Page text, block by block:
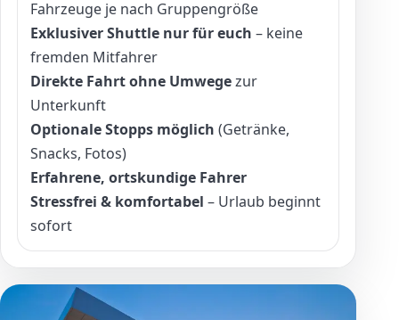
Fahrzeuge je nach Gruppengröße
Exklusiver Shuttle nur für euch – keine
fremden Mitfahrer
Direkte Fahrt ohne Umwegezur
Unterkunft
Optionale Stopps möglich (Getränke,
Snacks, Fotos)
Erfahrene, ortskundige Fahrer
Stressfrei & komfortabel – Urlaub beginnt
sofort